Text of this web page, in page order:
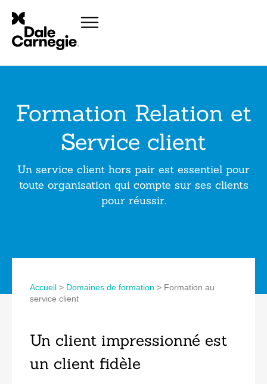
Formation Relation et
Service client
Un service client hors pair est essentiel pour
toute organisation qui compte sur ses clients
pour réussir.
Accueil > Domaines de formation > Formation au
service client
Un client impressionné est
un client fidèle